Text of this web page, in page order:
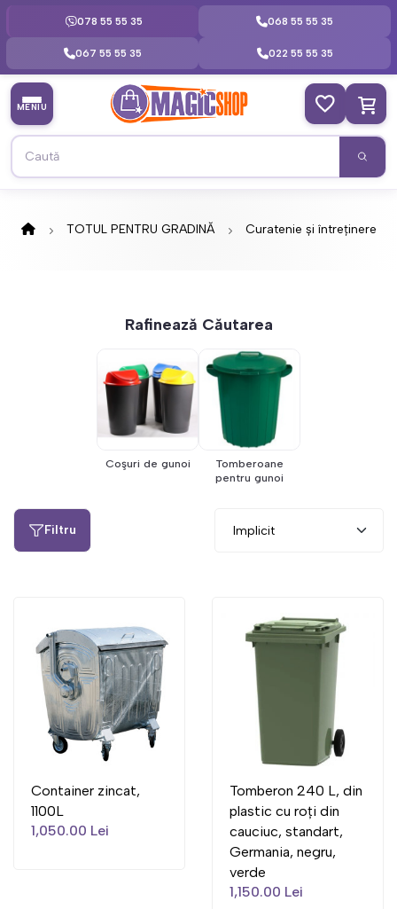
078 55 55 35 068 55 55 35
067 55 55 35 022 55 55 35
MENIU
TOTUL PENTRU GRADINĂ Curatenie și întreținere
Rafinează Căutarea
Coşuri de gunoi
Tomberoane
pentru gunoi
Filtru
Container zincat,
1100L
1,050.00 Lei
Tomberon 240 L, din
plastic cu roți din
cauciuc, standart,
Germania, negru,
verde
1,150.00 Lei